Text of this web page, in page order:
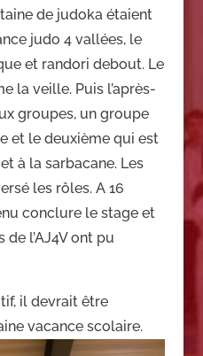
de judoka étaient
judo 4 vallées, le
et randori debout. Le
la veille. Puis l’après-
groupes, un groupe
et le deuxième qui est
à la sarbacane. Les
les rôles. A 16
conclure le stage et
l’AJ4V ont pu
il devrait être
vacance scolaire.